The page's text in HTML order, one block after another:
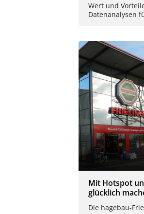
Wert und
Datenanalysen
Mit Hotspot
glücklich
Die hagebau-